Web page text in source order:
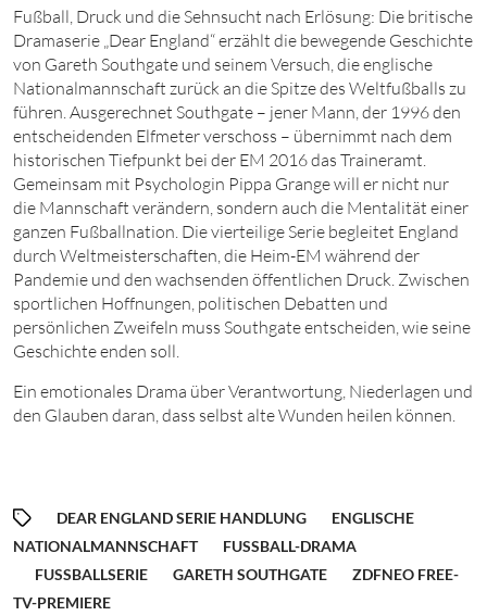
Fußball, Druck und die Sehnsucht nach Erlösung: Die britische
Dramaserie „Dear England“ erzählt die bewegende Geschichte
von Gareth Southgate und seinem Versuch, die englische
Nationalmannschaft zurück an die Spitze des Weltfußballs zu
führen. Ausgerechnet Southgate – jener Mann, der 1996den
entscheidenden Elfmeter verschoss – übernimmt nach dem
historischen Tiefpunkt bei der EM 2016das Traineramt.
Gemeinsam mit Psychologin Pippa Grange will er nicht nur
die Mannschaft verändern, sondern auch die Mentalität einer
ganzen Fußballnation. Die vierteilige Serie begleitet England
durch Weltmeisterschaften, die Heim-EM während der
Pandemie und den wachsenden öffentlichen Druck. Zwischen
sportlichen Hoffnungen, politischen Debatten und
persönlichen Zweifeln muss Southgate entscheiden, wie seine
Geschichte enden soll.
Ein emotionales Drama über Verantwortung, Niederlagen und
den Glauben daran, dass selbst alte Wunden heilen können.
DEAR ENGLAND SERIE HANDLUNG
ENGLISCHE
NATIONALMANNSCHAFT
FUSSBALL-DRAMA
FUSSBALLSERIE
GARETH SOUTHGATE
ZDFNEO FREE-
TV-PREMIERE